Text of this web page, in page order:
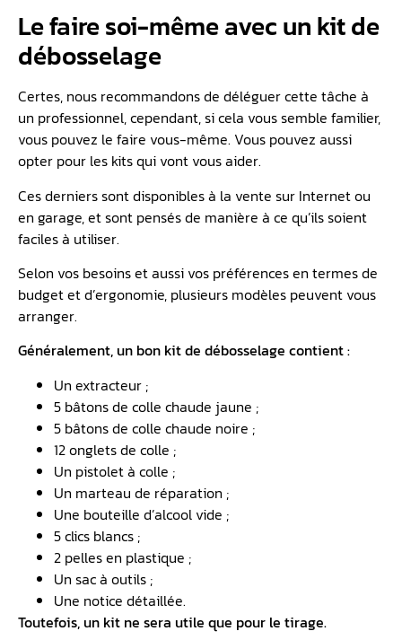
Le faire soi-même avec un kit de
débosselage
Certes, nous recommandons de déléguer cette tâche à
un professionnel, cependant, si cela vous semble familier,
vous pouvez le faire vous-même. Vous pouvez aussi
opter pour les kits qui vont vous aider.
Ces derniers sont disponibles à la vente sur Internet ou
en garage, et sont pensés de manière à ce qu’ils soient
faciles à utiliser.
Selon vos besoins et aussi vos préférences en termes de
budget et d’ergonomie, plusieurs modèles peuvent vous
arranger.
Généralement, un bon kit de débosselage contient :
Un extracteur ;
5 bâtons de colle chaude jaune ;
5 bâtons de colle chaude noire ;
12 onglets de colle ;
Un pistolet à colle ;
Un marteau de réparation ;
Une bouteille d’alcool vide ;
5 clics blancs ;
2 pelles en plastique ;
Un sac à outils ;
Une notice détaillée.
Toutefois, un kit ne sera utile que pour le tirage.